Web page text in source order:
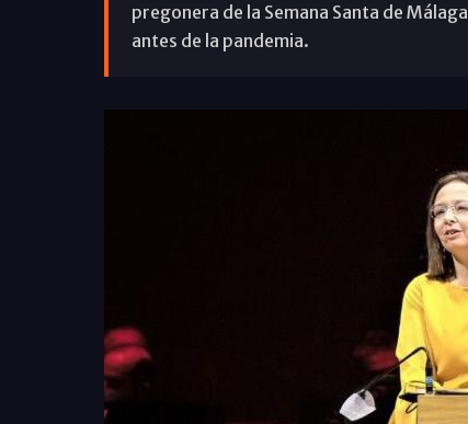
pregonera de la Semana Santa de
antes de la pandemia.